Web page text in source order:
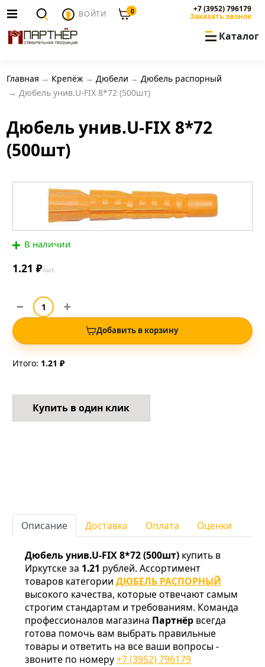
ВОЙТИ 0 +7 (3952) 796179
Заказать звонок
Каталог
Главная Крепёж Дюбели
Дюбель распорный
Дюбель унив.U-FIX 8*72 (500шт)
Дюбель унив.U-FIX 8*72
(500шт)
В наличии
1.21 ₽/шт.
Добавить в корзину
Итого: 1.21 ₽
Купить в один клик
Описание Доставка Оплата Оценки
Дюбель унив.U-FIX 8*72 (500шт) купить в
Иркутске за 1.21 рублей. Ассортимент
товаров категории ДЮБЕЛЬ РАСПОРНЫЙ
высокого качества, которые отвечают самым
строгим стандартам и требованиям. Команда
профессионалов магазина Партнёр всегда
готова помочь вам выбрать правильные
товары и ответить на все ваши вопросы -
звоните по номеру+7 (3952) 796179